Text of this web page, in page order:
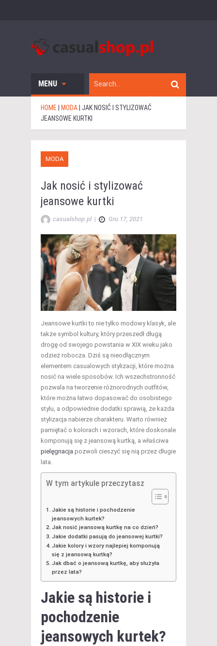
MENU
HOME MODA JAK NOSIĆ I STYLIZOWAĆ
JEANSOWE KURTKI
MODA
Jak nosić i stylizować
jeansowe kurtki
casualshop.pl | Gru 17, 2021
Jeansowe kurtki to nie tylko modowy klasyk, ale
także symbol kultury, który przeszedł długą
drogę od swojego powstania w XIX wieku jako
odzież robocza. Dziś są nieodłącznym
elementem casualowych stylizacji, które można
nosić na wiele sposobów. Ich wszechstronność
pozwala na tworzenie różnorodnych outfitów,
które można łatwo dopasować do osobistego
stylu, a odpowiednie dodatki sprawią, że każda
stylizacja nabierze charakteru. Warto również
pamiętać o kolorach i wzorach, które doskonale
komponują się z jeansową kurtką, a właściwa
pielęgnacja pozwoli cieszyć się nią przez długie
lata.
W tym artykule przeczytasz
Jakie są historie i pochodzenie
jeansowych kurtek?
Jak nosić jeansową kurtkę na co dzień?
Jakie dodatki pasują do jeansowej kurtki?
Jakie kolory i wzory najlepiej komponują
się z jeansową kurtką?
Jak dbać o jeansową kurtkę, aby służyła
przez lata?
Jakie są historie i
pochodzenie
jeansowych kurtek?